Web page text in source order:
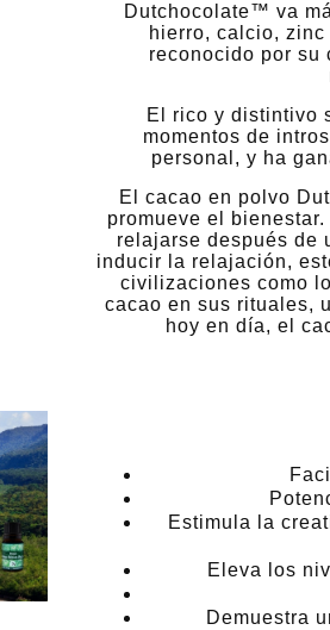
Dutchocolate™ va
hierro, calcio,
reconocido por su
El rico y distintivo
momentos de
personal, y ha
El cacao en polvo
promueve el
relajarse después de
inducir la relajación,
civilizaciones como
cacao en sus rituales,
hoy en día, el
Estimula la
Eleva los
Demuestra